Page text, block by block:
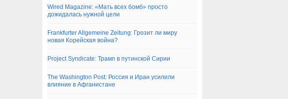
Wired Magazine: «Мать всех бомб» просто
дожидалась нужной цели
Frankfurter Allgemeine Zeitung: Грозит ли миру
новая Корейская война?
Project Syndicate: Трамп в путинской Сирии
The Washington Post: Россия и Иран усилили
влияние в Афганистане